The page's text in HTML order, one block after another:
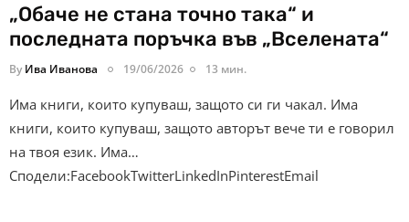
„Обаче не стана точно така“ и
последната поръчка във „Вселената“
By Ива Иванова 19/06/2026 13 мин.
Има книги, които купуваш, защото си ги чакал. Има
книги, които купуваш, защото авторът вече ти е говорил
на твоя език. Има…
Сподели:FacebookTwitterLinkedInPinterestEmail